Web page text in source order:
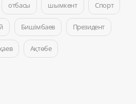
отбасы шымкент Спорт
Бишімбаев Президент
Ақтөбе